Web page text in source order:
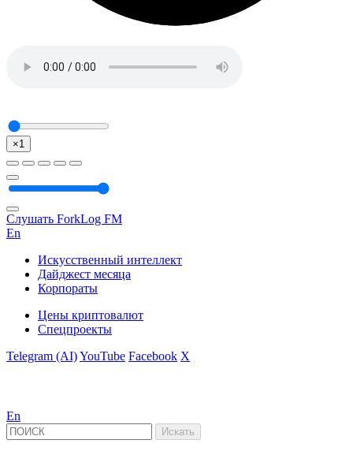
×1
Слушать ForkLog FM
En
Искусственный интеллект
Дайджест месяца
Корпораты
Цены криптовалют
Спецпроекты
Telegram (AI)YouTube Facebook X
En